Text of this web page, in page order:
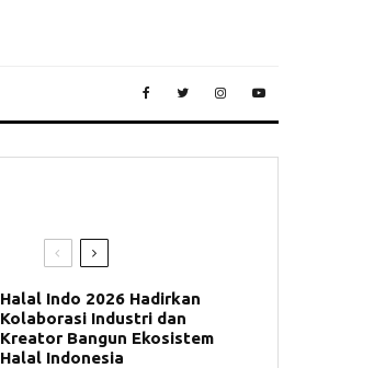
Halal Indo 2026 Hadirkan
Kolaborasi Industri dan
Kreator Bangun Ekosistem
Halal Indonesia